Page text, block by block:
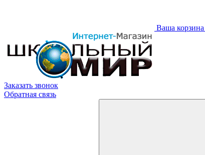
Ваша корзина
Заказать звонок
Обратная связь